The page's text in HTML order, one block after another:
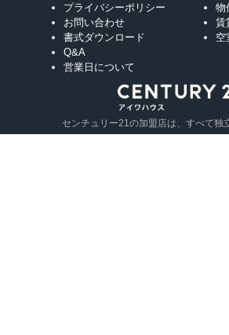
プライバシーポリシー
お問い合わせ
書式ダウンロード
Q&A
営業日について
物
賃
空
センチュリー21の加盟店は、すべて独